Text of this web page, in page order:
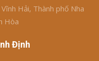
Hải, Thành phố Nha
Hòa
Định